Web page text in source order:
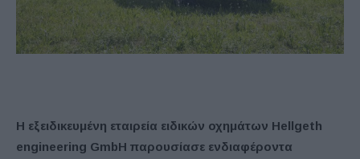
Η εξειδικευμένη εταιρεία ειδικών οχημάτων Hellgeth
engineering GmbH παρουσίασε ενδιαφέροντα